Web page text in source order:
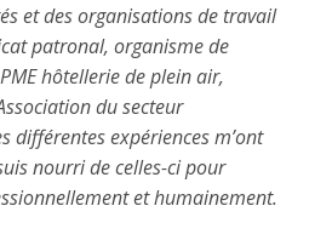
et des organisations de travail
patronal, organisme de
hôtellerie de plein air,
du secteur
différentes expériences m’ont
nourri de celles-ci pour
et humainement.